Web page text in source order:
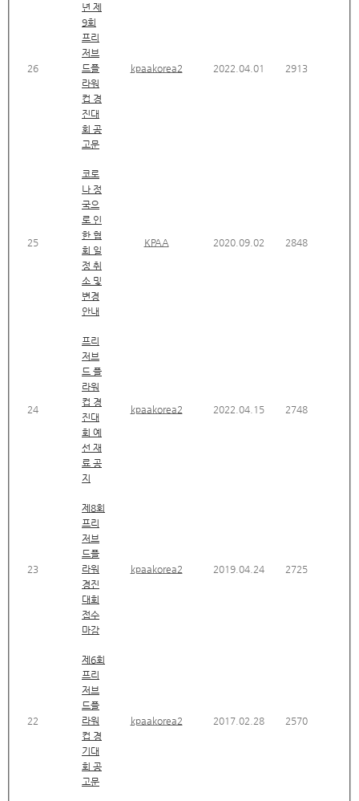
26
년 제
9회
프리
저브
드플
라워
컵 경
진대
회 공
고문
kpaakorea2 2022.04.01 2913
25
코로
나 정
국으
로 인
한 협
회 일
정 취
소 및
변경
안내
KPAA 2020.09.02 2848
24
프리
저브
드 플
라워
컵 경
진대
회 예
선 재
료 공
지
kpaakorea2 2022.04.15 2748
23
제8회
프리
저브
드플
라워
경진
대회
접수
마감
kpaakorea2 2019.04.24 2725
22
제6회
프리
저브
드플
라워
컵 경
기대
회 공
고문
kpaakorea2 2017.02.28 2570